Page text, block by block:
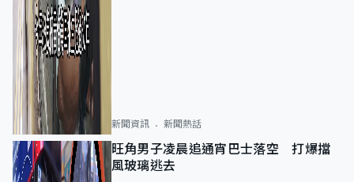
新聞資訊 新聞熱話
旺角男子凌晨追通宵巴士落空 打爆擋
風玻璃逃去